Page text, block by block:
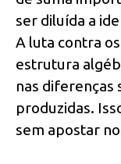
ser diluída a
A luta contra
estrutura
nas diferenças
produzidas.
sem apostar